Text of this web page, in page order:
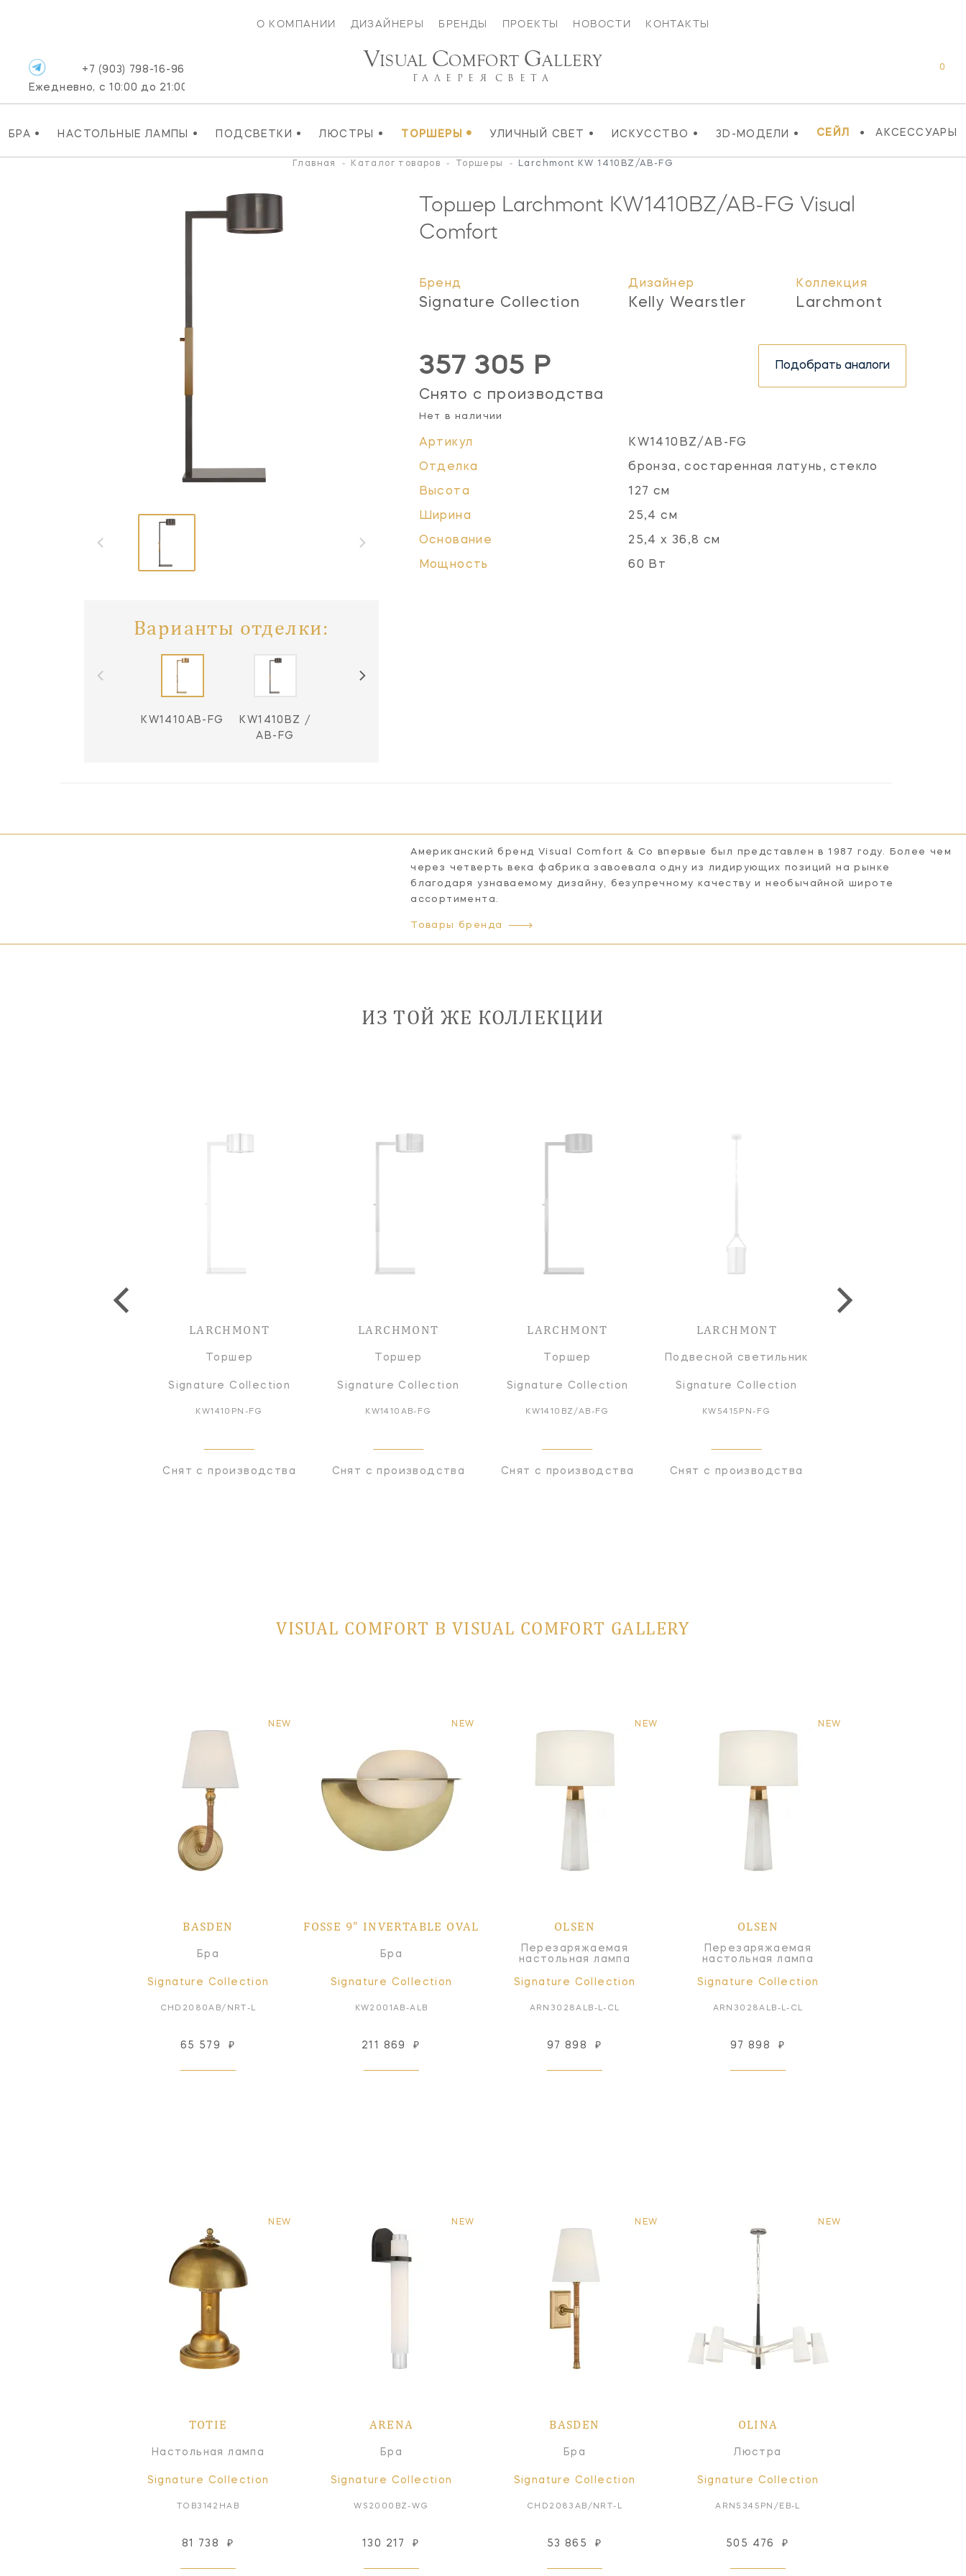
О КОМПАНИИ ДИЗАЙНЕРЫ БРЕНДЫ ПРОЕКТЫ НОВОСТИ КОНТАКТЫ
БРА • НАСТОЛЬНЫЕ ЛАМПЫ • ПОДСВЕТКИ • ЛЮСТРЫ • ТОРШЕРЫ • УЛИЧНЫЙ СВЕТ • ИСКУССТВО • 3D-МОДЕЛИ • СЕЙЛ • АКСЕССУАРЫ
+7 (903) 798-16-96
Ежедневно, с 10:00 до 21:00
0
VISUAL COMFORT GALLERY
ГАЛЕРЕЯ СВЕТА
Главная - Каталог товаров - Торшеры - Larchmont KW 1410BZ/AB-FG
Варианты отделки:
KW1410AB-FG
KW1410BZ /
AB-FG
Торшер Larchmont KW1410BZ/AB-FG Visual
Comfort
Бренд
Signature Collection
Дизайнер
Kelly Wearstler
Коллекция
Larchmont
357 305 Р
Снято с производства
Нет в наличии
Подобрать аналоги
Артикул KW1410BZ/AB-FG
Отделка бронза, состаренная латунь, стекло
Высота 127 см
Ширина 25,4 см
Основание 25,4 х 36,8 см
Мощность 60 Вт
Американский бренд Visual Comfort & Co впервые был представлен в 1987 году. Более чем
через четверть века фабрика завоевала одну из лидирующих позиций на рынке
благодаря узнаваемому дизайну, безупречному качеству и необычайной широте
ассортимента.
Товары бренда
ИЗ ТОЙ ЖЕ КОЛЛЕКЦИИ
LARCHMONT
Торшер
Signature Collection
KW1410PN-FG
Снят с производства
LARCHMONT
Торшер
Signature Collection
KW1410AB-FG
Снят с производства
LARCHMONT
Торшер
Signature Collection
KW1410BZ/AB-FG
Снят с производства
LARCHMONT
Подвесной светильник
Signature Collection
KW5415PN-FG
Снят с производства
VISUAL COMFORT В VISUAL COMFORT GALLERY
NEW
BASDEN
Бра
Signature Collection
CHD2080AB/NRT-L
65 579 ₽
NEW
FOSSE 9" INVERTABLE OVAL
Бра
Signature Collection
KW2001AB-ALB
211 869 ₽
NEW
OLSEN
Перезаряжаемая
настольная лампа
Signature Collection
ARN3028ALB-L-CL
97 898 ₽
NEW
OLSEN
Перезаряжаемая
настольная лампа
Signature Collection
ARN3028ALB-L-CL
97 898 ₽
NEW
TOTIE
Настольная лампа
Signature Collection
TOB3142HAB
81 738 ₽
NEW
ARENA
Бра
Signature Collection
WS2000BZ-WG
130 217 ₽
NEW
BASDEN
Бра
Signature Collection
CHD2083AB/NRT-L
53 865 ₽
NEW
OLINA
Люстра
Signature Collection
ARN5345PN/EB-L
505 476 ₽